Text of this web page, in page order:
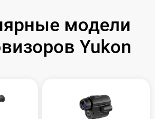
модели
Yukon